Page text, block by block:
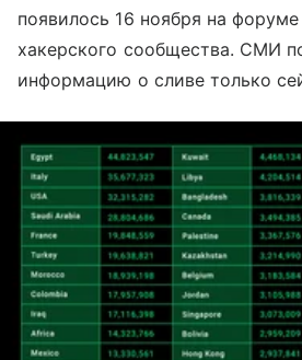
появилось 16 ноября на форуме
хакерского сообщества. СМИ
информацию о сливе только